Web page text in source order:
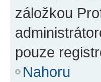
záložkou
pouze
Nahoru